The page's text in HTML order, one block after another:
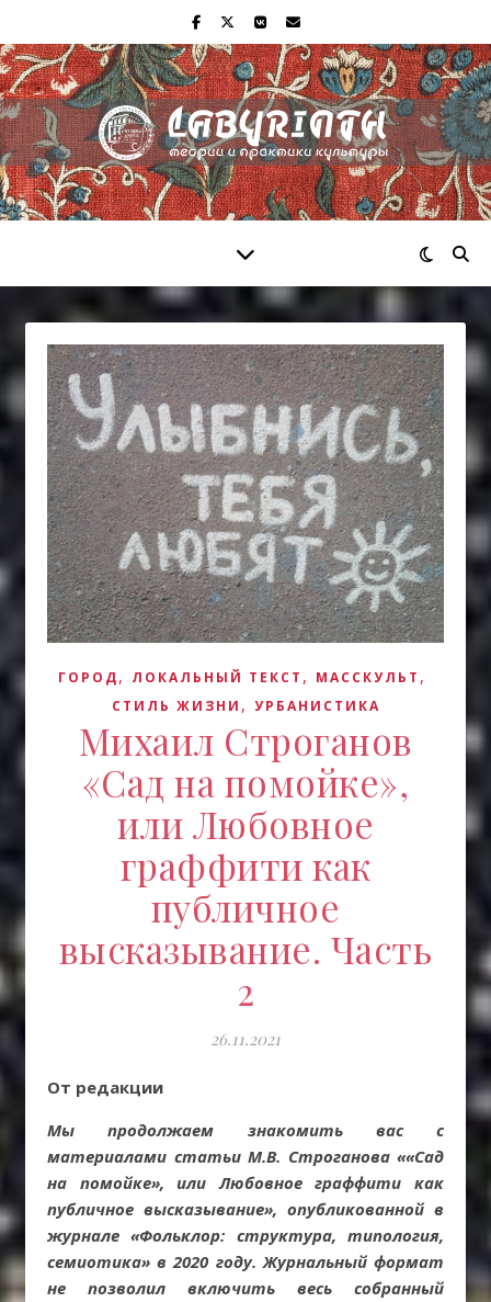
ГОРОД, ЛОКАЛЬНЫЙ ТЕКСТ , МАССКУЛЬТ ,
СТИЛЬ ЖИЗНИ , УРБАНИСТИКА
Михаил Строганов
«Сад на помойке»,
или Любовное
граффити как
публичное
высказывание. Часть
2
26.11.2021
От редакции
Мы продолжаем знакомить вас с
материалами статьи М.В. Строганова ««Сад
на помойке», или Любовное граффити как
публичное высказывание», опубликованной в
журнале «Фольклор: структура, типология,
семиотика» в 2020 году. Журнальный формат
не позволил включить весь собранный